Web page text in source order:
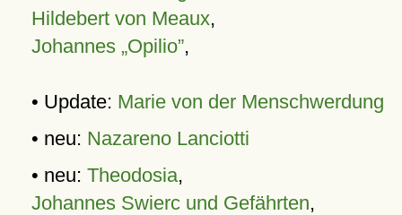
Hildebert von Meaux,
Johannes „Opilio”,
• Update: Marie von der Menschwerdung
• neu: Nazareno Lanciotti
• neu: Theodosia,
Johannes Swierc und Gefährten,